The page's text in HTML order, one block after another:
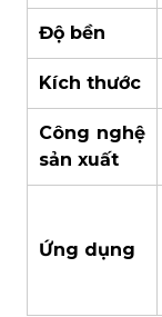
Độ bền
Kích thước
Công nghệ
sản xuất
Ứng dụng